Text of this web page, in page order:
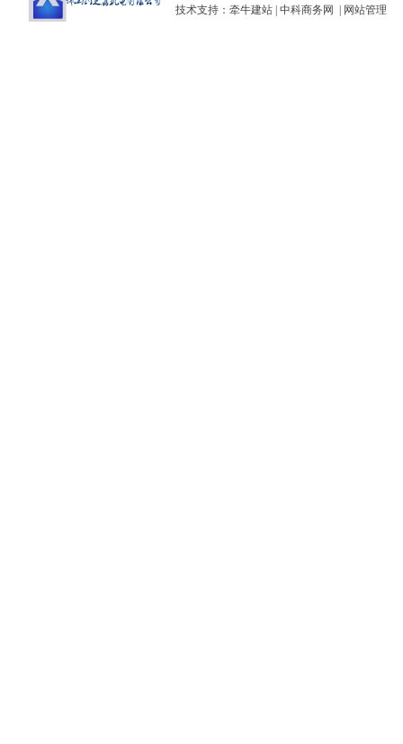
技术支持： 牵牛建站 中科商务网 网站管理